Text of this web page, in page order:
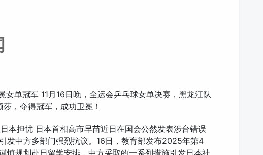
女单冠军 11月16日晚，全运会乒乓球女单决赛，黑龙江队
，夺得冠军，成功卫冕！
本担忧 日本首相高市早苗近日在国会公然发表涉台错误
发中方多部门强烈抗议。16日，教育部发布2025年第4